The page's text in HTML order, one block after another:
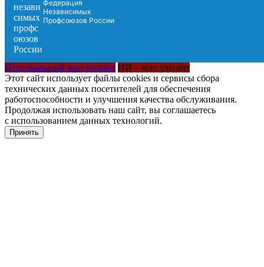
Федерация
Независимых
Профсоюзов России
Персональный консультант ИИ – консультант
Этот сайт использует файлы cookies и сервисы сбора
технических данных посетителей для обеспечения
работоспособности и улучшения качества обслуживания.
Продолжая использовать наш сайт, вы соглашаетесь
с использованием данных технологий.
Принять